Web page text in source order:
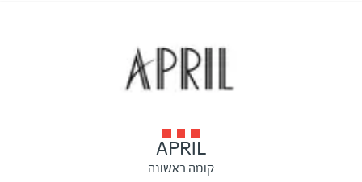
APRIL
קומה ראשונה